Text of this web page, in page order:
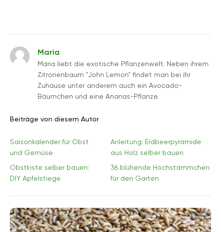
Maria
Maria liebt die exotische Pflanzenwelt. Neben ihrem
Zitronenbaum "John Lemon" findet man bei ihr
Zuhause unter anderem auch ein Avocado-
Bäumchen und eine Ananas-Pflanze.
Beiträge von diesem Autor
Saisonkalender für Obst
und Gemüse
Anleitung: Erdbeerpyramide
aus Holz selber bauen
Obstkiste selber bauen:
DIY Apfelstiege
36 blühende Hochstämmchen
für den Garten